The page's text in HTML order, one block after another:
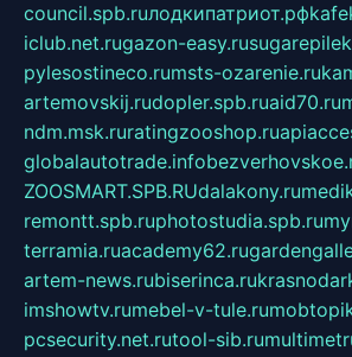
council.spb.ruлодкипатриот.рф
iclub.net.rugazon-easy.ru
pylesostineco.rumsts-ozarenie.ru
artemovskij.rudopler.spb.ruaid70.ru
ndm.msk.ruratingzooshop.ru
globalautotrade.info
ZOOSMART.SPB.RUdalakony.ru
remontt.spb.ruphotostudia.spb.ru
terramia.ruacademy62.ru
artem-news.rubiserinca.ru
imshowtv.rumebel-v-tule.ru
pcsecurity.net.rutool-sib.ru